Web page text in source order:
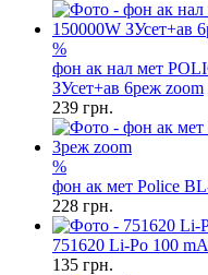
%
фон ак нал мет
ЗУсет+ав 6реж zoom
239 грн.
%
фон ак мет Police
228 грн.
751620 Li-Po 100
135 грн.